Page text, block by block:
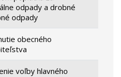
odpady a drobné
odpady
obecného
voľby hlavného